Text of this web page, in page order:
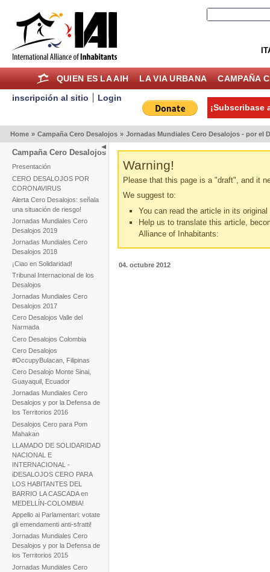
QUIEN ES LA AIH LA VIA URBANA CAMPAÑA
inscripción al sitio
Login
¡Subscribase
Home » Campaña Cero Desalojos » Jornadas Mundiales Cero Desalojos - por el
Campaña Cero Desalojos
Presentación
CERO DESALOJOS POR
CORONAVIRUS
Alerta Cero Desalojos: señala
una situación de riesgo!
Jornadas Mundiales Cero
Desalojos 2019
Jornadas Mundiales Cero
Desalojos 2018
¡Ciao en Solidaridad!
Tribunal Internacional de los
Desalojos
Jornadas Mundiales Cero
Desalojos 2017
Cero Desalojos Valle del
Narmada
Cero Desalojos Colombia
Cero Desalojos
#OccupyBulacan, Filipinas
Cero Desalojo Monte Sinai,
Guayaquil, Ecuador
Jornadas Mundiales Cero
Desalojos y por la Defensa de
los Territorios 2016
Desalojos Cero para Pom
Mahakan
LLAMADO DE SOLIDARIDAD
NACIONAL E
INTERNACIONAL -
iDESALOJOS CERO PARA
LOS HABITANTES DEL
BARRIO LA CASCADA en
MEDELLÍN-COLOMBIA!
Appello ai Parlamentari: votate
gli emendamenti anti-sfratti!
Jornadas Mundiales Cero
Desalojos y por la Defensa de
los Territorios 2015
Jornadas Mundiales Cero
Warning!
Please that this page is a "draft", and it
We suggest to:
You can read the article in its original
Help us to translate this article,
Alliance of Inhabitants:
04. octubre 2012